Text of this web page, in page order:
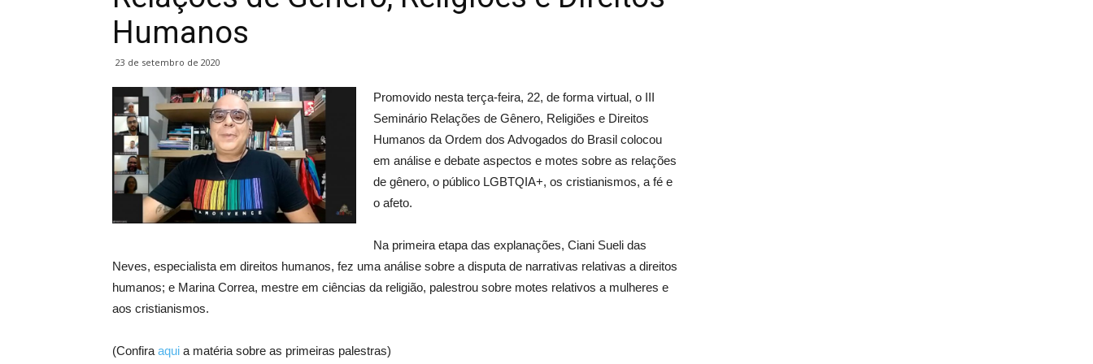
Humanos
23 de setembro de 2020
Promovido nesta terça-feira, 22, de forma virtual, o III
Seminário Relações de Gênero, Religiões e Direitos
Humanos da Ordem dos Advogados do Brasil colocou
em análise e debate aspectos e motes sobre as relações
de gênero, o público LGBTQIA+, os cristianismos, a fé e
o afeto.
Na primeira etapa das explanações, Ciani Sueli das
Neves, especialista em direitos humanos, fez uma análise sobre a disputa de narrativas relativas a direitos
humanos; e Marina Correa, mestre em ciências da religião, palestrou sobre motes relativos a mulheres e
aos cristianismos.
(Confira aqui a matéria sobre as primeiras palestras)